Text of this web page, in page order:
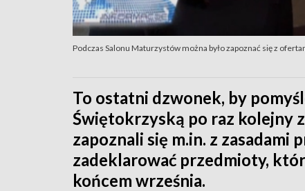
Podczas Salonu Maturzystów można było zapoznać się z
To ostatni dzwonek, by
Świętokrzyską po raz kolejny
zapoznali się m.in. z zasadami
zadeklarować przedmioty,
końcem września.